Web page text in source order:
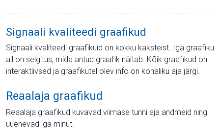
Signaali kvaliteedi graafikud
Signaali kvaliteedi graafikuid on kokku kaksteist. Iga graafiku
all on selgitus, mida antud graafik näitab. Kõik graafikud on
interaktiivsed ja graafikutel olev info on kohaliku aja järgi.
Reaalaja graafikud
Reaalaja graafikud kuvavad viimase tunni aja andmeid ning
uuenevad iga minut.